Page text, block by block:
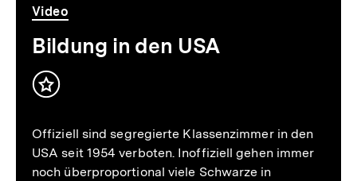
Video
Dauer
3
Min.
Video
Bildung in den USA
Inhalt
Offiziell sind segregierte Klassenzimmer in den
USA seit 1954 verboten. Inoffiziell gehen immer
noch überproportional viele Schwarze in